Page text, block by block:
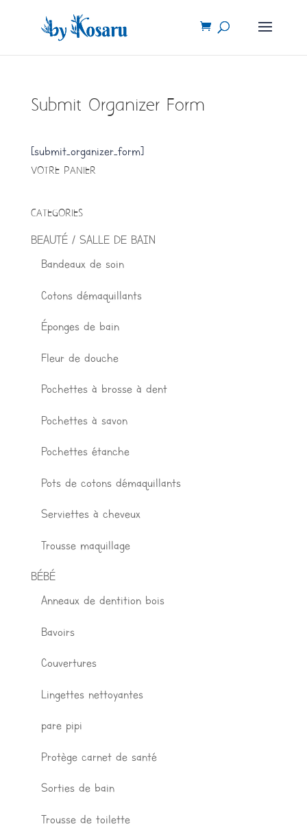
Submit Organizer Form
[submit_organizer_form]
VOTRE PANIER
CATEGORIES
BEAUTÉ / SALLE DE BAIN
Bandeaux de soin
Cotons démaquillants
Éponges de bain
Fleur de douche
Pochettes à brosse à dent
Pochettes à savon
Pochettes étanche
Pots de cotons démaquillants
Serviettes à cheveux
Trousse maquillage
BÉBÉ
Anneaux de dentition bois
Bavoirs
Couvertures
Lingettes nettoyantes
pare pipi
Protège carnet de santé
Sorties de bain
Trousse de toilette